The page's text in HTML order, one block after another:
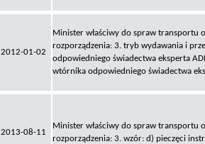
2012-01-02
Minister właściwy do spraw transportu
rozporządzenia: 3. tryb wydawania i
odpowiedniego świadectwa eksperta
wtórnika odpowiedniego świadectwa
2013-08-11
Minister właściwy do spraw transportu
rozporządzenia: 3. wzór: d) pieczęci